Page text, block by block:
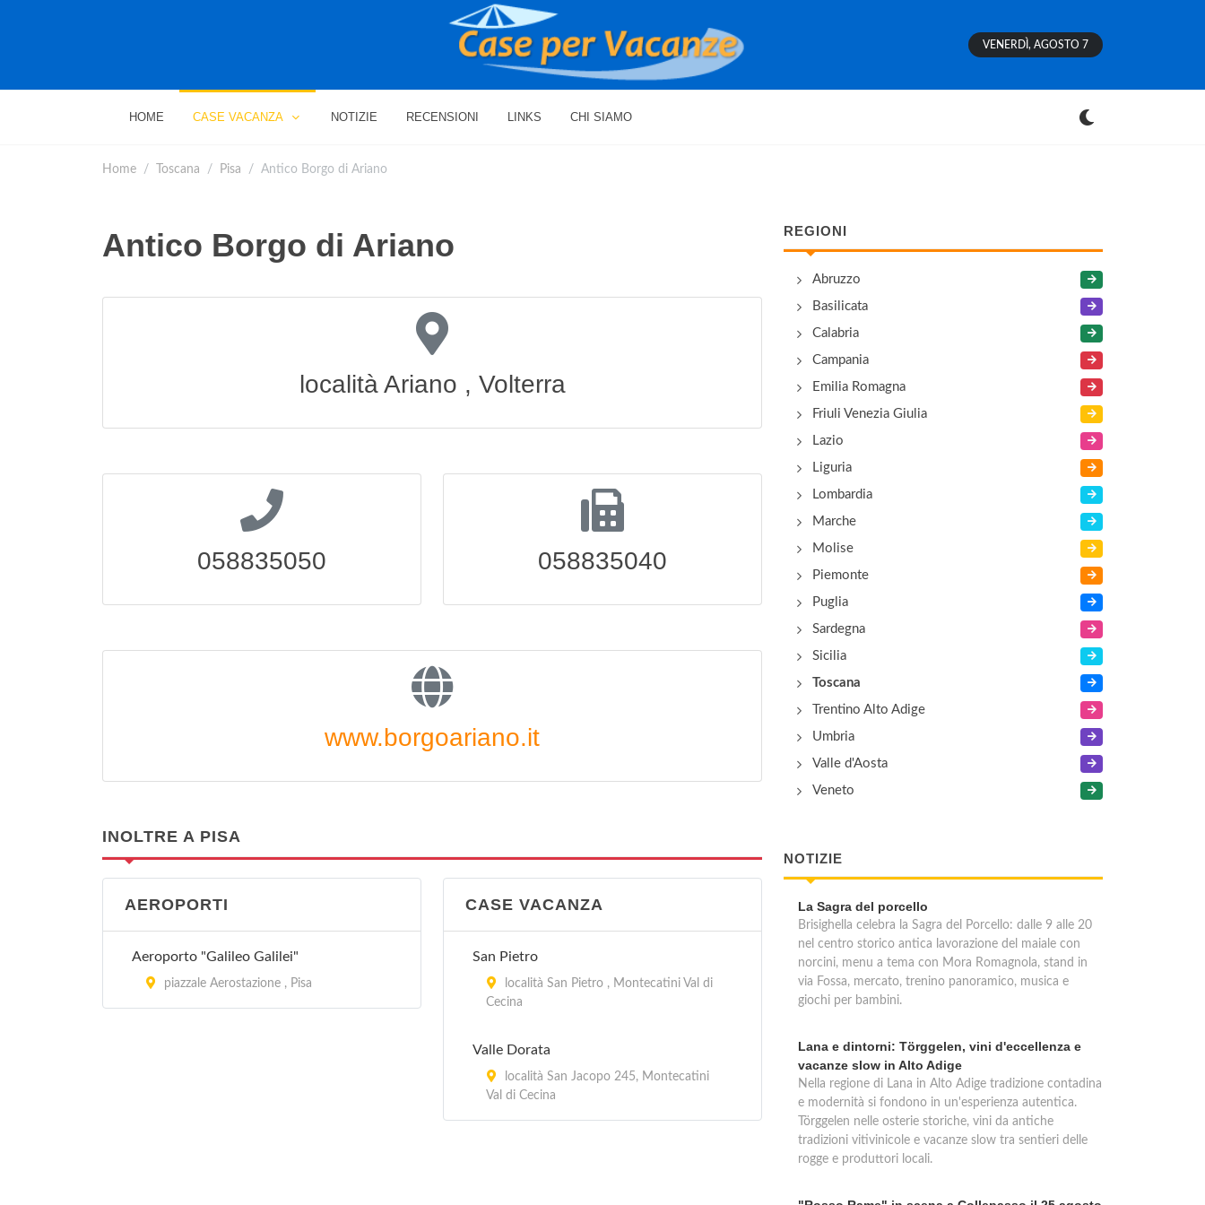
VENERDÌ, AGOSTO 7
HOME CASE VACANZA NOTIZIE RECENSIONI LINKS CHI SIAMO
Home Toscana Pisa Antico Borgo di Ariano
Antico Borgo di Ariano
località Ariano , Volterra
058835050 058835040
www.borgoariano.it
INOLTRE A PISA
AEROPORTI
Aeroporto "Galileo Galilei"
piazzale Aerostazione , Pisa
CASE VACANZA
San Pietro
località San Pietro , Montecatini Val di
Cecina
Valle Dorata
località San Jacopo 245, Montecatini
Val di Cecina
REGIONI
Abruzzo
Basilicata
Calabria
Campania
Emilia Romagna
Friuli Venezia Giulia
Lazio
Liguria
Lombardia
Marche
Molise
Piemonte
Puglia
Sardegna
Sicilia
Toscana
Trentino Alto Adige
Umbria
Valle d'Aosta
Veneto
NOTIZIE
La Sagra del porcello
Brisighella celebra la Sagra del Porcello: dalle 9 alle 20
nel centro storico antica lavorazione del maiale con
norcini, menu a tema con Mora Romagnola, stand in
via Fossa, mercato, trenino panoramico, musica e
giochi per bambini.
Lana e dintorni: Törggelen, vini d'eccellenza e
vacanze slow in Alto Adige
Nella regione di Lana in Alto Adige tradizione contadina
e modernità si fondono in un'esperienza autentica.
Törggelen nelle osterie storiche, vini da antiche
tradizioni vitivinicole e vacanze slow tra sentieri delle
rogge e produttori locali.